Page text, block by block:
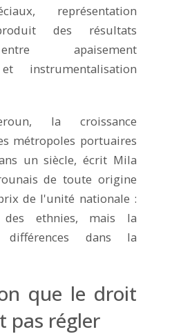
représentation
des résultats
apaisement
instrumentalisation
la croissance
métropoles portuaires
un siècle, écrit Mila
de toute origine
de l'unité nationale :
ethnies, mais la
différences dans la
que le droit
pas régler